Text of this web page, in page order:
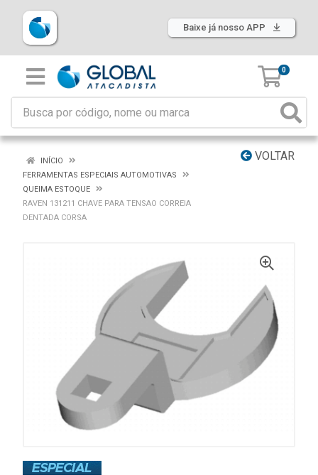
Baixe já nosso APP
0
VOLTAR
INÍCIO
FERRAMENTAS ESPECIAIS AUTOMOTIVAS
QUEIMA ESTOQUE
RAVEN 131211 CHAVE PARA TENSAO CORREIA
DENTADA CORSA